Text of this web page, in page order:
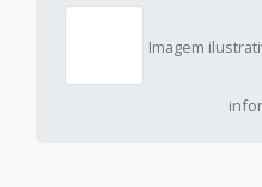
Imagem